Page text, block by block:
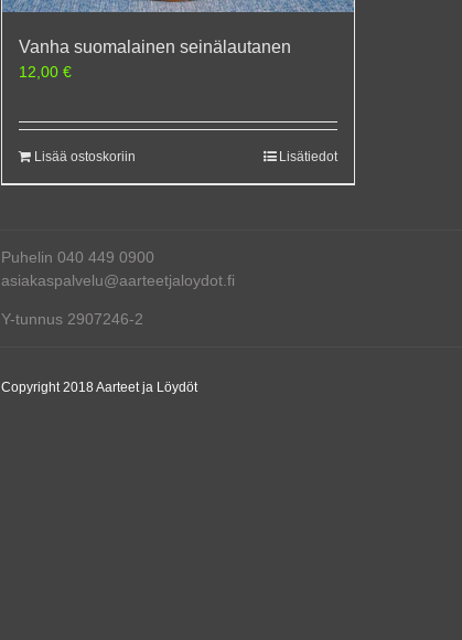
Vanha suomalainen seinälautanen
12,00 €
Lisää ostoskoriin Lisätiedot
Puhelin 040 449 0900
asiakaspalvelu@aarteetjaloydot.fi
Y-tunnus 2907246-2
Copyright 2018 Aarteet ja Löydöt